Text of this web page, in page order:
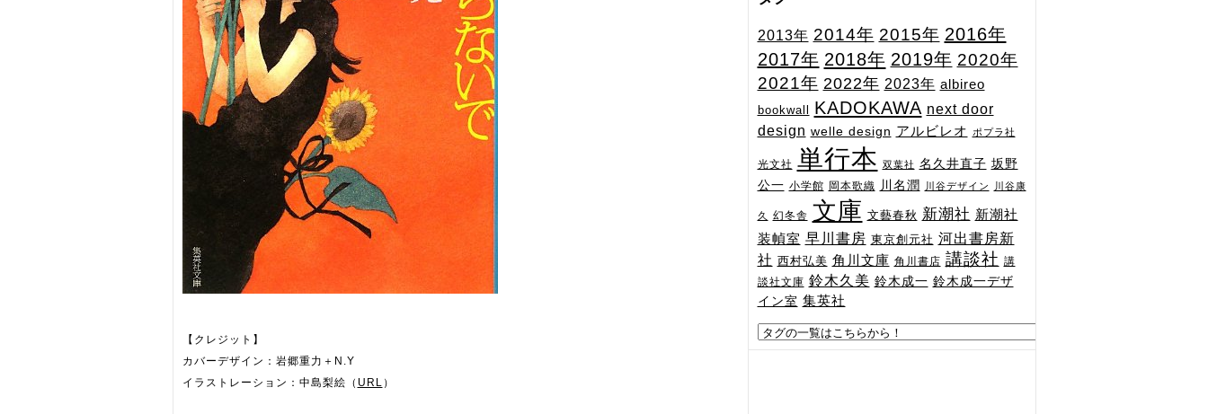
2013年 2014年 2015年 2016年
2017年 2018年 2019年 2020年
2021年 2022年 2023年 albireo
bookwall KADOKAWA next door
design welle design アルビレオ ポプラ社
光文社 単行本 双葉社 名久井直子 坂野
公一 小学館 岡本歌織 川名潤 川谷デザイン 川谷康
久 幻冬舎 文庫 文藝春秋 新潮社 新潮社
装幀室 早川書房 東京創元社 河出書房新
社 西村弘美 角川文庫 角川書店 講談社 講
談社文庫 鈴木久美 鈴木成一 鈴木成一デザ
イン室 集英社
【クレジット】
カバーデザイン：岩郷重力＋N.Y
イラストレーション：中島梨絵（ URL ）